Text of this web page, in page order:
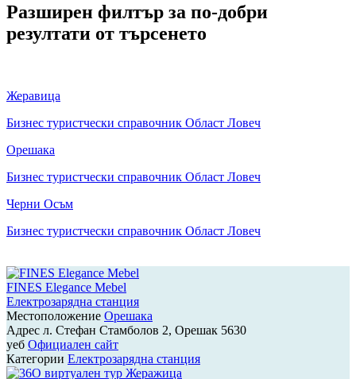
Разширен филтър за по-добри
резултати от търсенето
Жеравица
Бизнес туристчески справочник Област Ловеч
Орешака
Бизнес туристчески справочник Област Ловеч
Черни Осъм
Бизнес туристчески справочник Област Ловеч
FINES Elegance Mebel
Електрозарядна станция
Местоположение Орешака
Адрес л. Стефан Стамболов 2, Орешак 5630
уеб Официален сайт
Категории Електрозарядна станция